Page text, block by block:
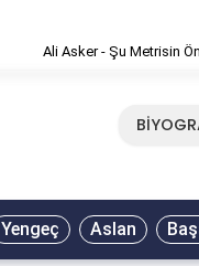
Ali Asker - Şu Metrisin Önü
Yengeç Aslan